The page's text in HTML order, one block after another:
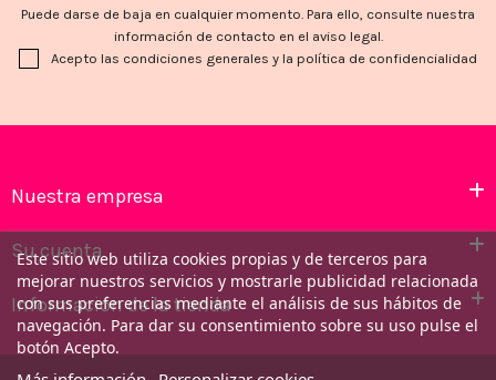
Puede darse de baja en cualquier momento. Para ello, consulte nuestra
información de contacto en el aviso legal.
Acepto las condiciones generales y la política de confidencialidad
Nuestra empresa
Su cuenta
Información de la tienda
Este sitio web utiliza cookies propias y de terceros para
mejorar nuestros servicios y mostrarle publicidad relacionada
con sus preferencias mediante el análisis de sus hábitos de
navegación. Para dar su consentimiento sobre su uso pulse el
botón Acepto.